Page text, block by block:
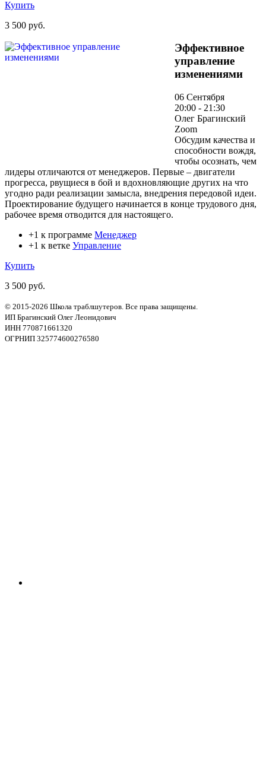
Купить
3 500 руб.
Эффективное
управление
изменениями
06 Сентября
20:00 - 21:30
Олег Брагинский
Zoom
Обсудим качества и
способности вождя,
чтобы осознать, чем
лидеры отличаются от менеджеров. Первые – двигатели
прогресса, рвущиеся в бой и вдохновляющие других на что
угодно ради реализации замысла, внедрения передовой идеи.
Проектирование будущего начинается в конце трудового дня,
рабочее время отводится для настоящего.
+1 к программе Менеджер
+1 к ветке Управление
Купить
3 500 руб.
© 2015-2026 Школа траблшутеров. Все права защищены.
ИП Брагинский Олег Леонидович
ИНН 770871661320
ОГРНИП 325774600276580